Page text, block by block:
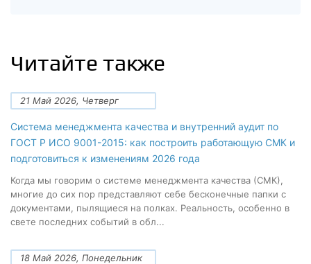
Читайте также
21 Май 2026, Четверг
Система менеджмента качества и внутренний аудит по
ГОСТ Р ИСО 9001-2015: как построить работающую СМК и
подготовиться к изменениям 2026 года
Когда мы говорим о системе менеджмента качества (СМК),
многие до сих пор представляют себе бесконечные папки с
документами, пылящиеся на полках. Реальность, особенно в
свете последних событий в обл...
18 Май 2026, Понедельник